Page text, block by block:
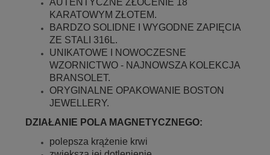
KARATOWYM ZŁOTEM.
BARDZO SOLIDNE I WYGODNE ZAPIĘCIA
ZE STALI 316L.
UNIKATOWE I NOWOCZESNE
WZORNICTWO - NAJNOWSZA KOLEKCJA
BRANSOLET.
ORYGINALNE OPAKOWANIE BOSTON
JEWELLERY.
DZIAŁANIE POLA MAGNETYCZNEGO:
polepsza krążenie krwi